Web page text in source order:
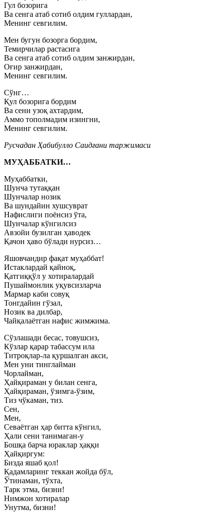
Гул бозорига
Ва сенга атаб сотиб олдим гуллардан,
Менинг севгилим.
Мен бугун бозорга бордим,
Темирчилар растасига
Ва сенга атаб сотиб олдим занжирдан,
Оғир занжирдан,
Менинг севгилим.
Сўнг…
Қул бозорига бордим
Ва сени узоқ ахтардим,
Аммо тополмадим изингни,
Менинг севгилим.
Русчадан Ҳабибулло Саидғани таржимаси
МУҲАББАТКИ…
Муҳаббатки,
Шунча тутаққан
Шунчалар нозик
Ва шундайин хушсуврат
Нафислиги поёнсиз ўта,
Шунчалар кўнгилсиз
Авзойи бузилган ҳаводек
Қачон ҳаво бўлади нурсиз…
Яшовчандир фақат муҳаббат!
Истаклардай қайноқ,
Қатгиққўл у хотиралардай
Пушаймонлик уқувсизларча
Мармар каби совуқ
Тонгдайин гўзал,
Нозик ва дилбар,
Чайқалаётган нафис жимжима.
Сўзлашади бесас, товушсиз,
Кўзлар қарар табассум ила
Титроқлар-ла қуршалган акси,
Мен уни тинглайман
Чорлайман,
Ҳайқираман у билан сенга,
Ҳайқираман, ўзимга-ўзим,
Тиз чўкаман, тиз.
Сен,
Мен,
Севаётган ҳар битта кўнгил,
Ҳали сени танимаган-у
Бошқа барча юраклар ҳаққи
Ҳайқиргум:
Бизда яшаб қол!
Қадамларинг теккан жойда бўл,
Ўтинаман, тўхта,
Тарк этма, бизни!
Нимжон хотиралар
Унутма, бизни!